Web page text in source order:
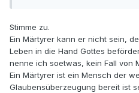
Stimme zu.
Ein Märtyrer kann er nicht sein,
Leben in die Hand Gottes
nenne ich soetwas, kein Fall von
Ein Märtyrer ist ein Mensch der
Glaubensüberzeugung bereit ist